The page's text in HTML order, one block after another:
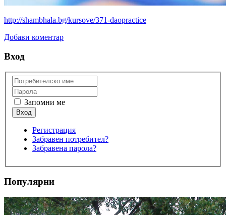
http://shambhala.bg/kursove/371-daopractice
Добави коментар
Вход
Запомни ме
Регистрация
Забравен потребител?
Забравена парола?
Популярни